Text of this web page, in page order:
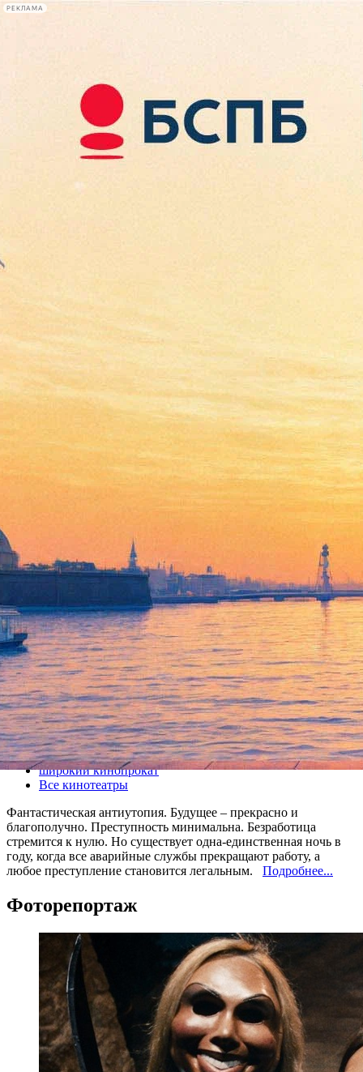
РЕКЛАМА
Сегодня:
2026.08.08
22:30
Афиша Plus
Судная ночь
19 июня 2013, среда-17 июля 2013, среда
Версия для печати
Все кино
широкий кинопрокат
Все кинотеатры
Фантастическая антиутопия. Будущее – прекрасно и
благополучно. Преступность минимальна. Безработица
стремится к нулю. Но существует одна-единственная ночь в
году, когда все аварийные службы прекращают работу, а
любое преступление становится легальным. Подробнее...
Фоторепортаж